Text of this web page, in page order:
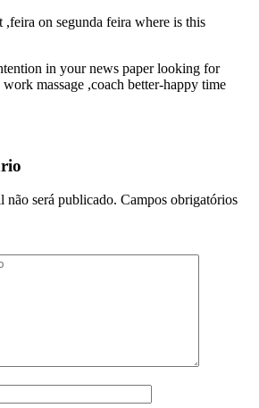
,feira on segunda feira where is this
in your news paper looking for
massage ,coach better-happy time
não será publicado. Campos obrigatórios